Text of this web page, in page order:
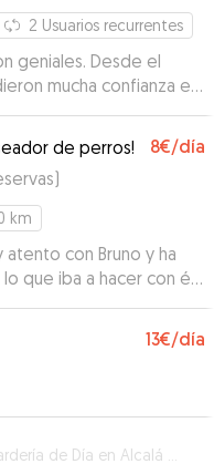
2 Usuarios recurrentes
geniales. Desde el
mucha confianza e
lo necesité
a mis gorditos como
estuvieron super
hasta un patio
tirarse al
al 100%.
de perros! 8€/día
)
km
con Bruno y ha
que iba a hacer con él:
amigable y
13€/día
de Día en Alcalá de Guadaira